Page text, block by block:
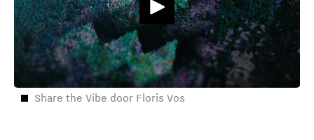
Share the Vibe door Floris Vos